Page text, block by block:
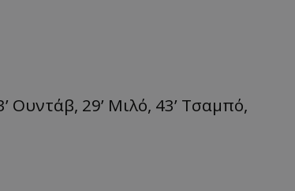
Ουντάβ, 29’ Μιλό, 43’ Τσαμπό,